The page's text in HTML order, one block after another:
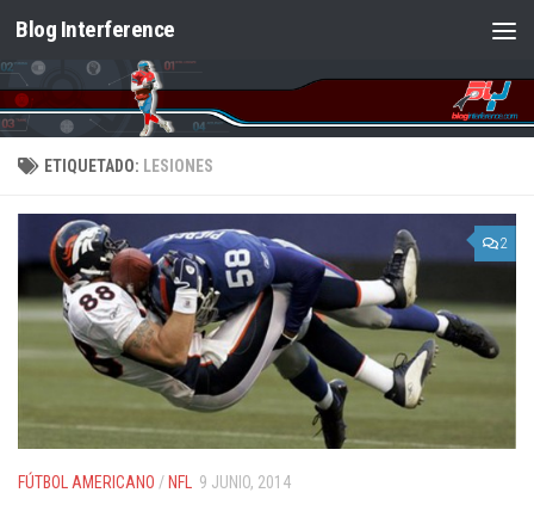
Saltar al contenido
Blog Interference
ETIQUETADO: LESIONES
2
FÚTBOL AMERICANO / NFL 9 JUNIO, 2014